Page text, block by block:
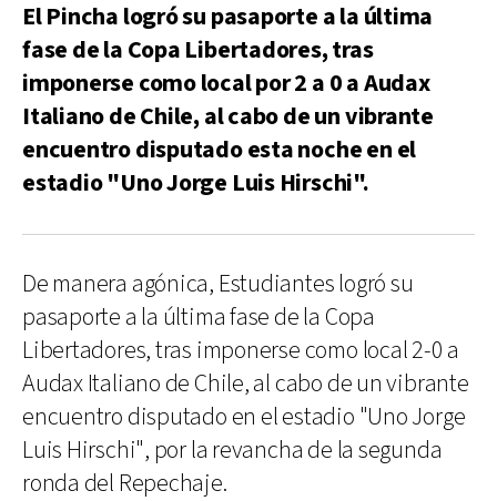
El Pincha logró su pasaporte a la última
fase de la Copa Libertadores, tras
imponerse como local por 2 a 0 a Audax
Italiano de Chile, al cabo de un vibrante
encuentro disputado esta noche en el
estadio "Uno Jorge Luis Hirschi".
De manera agónica, Estudiantes logró su
pasaporte a la última fase de la Copa
Libertadores, tras imponerse como local 2-0 a
Audax Italiano de Chile, al cabo de un vibrante
encuentro disputado en el estadio "Uno Jorge
Luis Hirschi", por la revancha de la segunda
ronda del Repechaje.